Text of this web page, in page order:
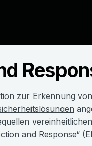
zur Erkennung
and Response“